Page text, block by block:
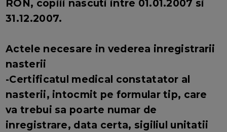
RON, copiii nascuti intre 01.01.2007 si
31.12.2007.
Actele necesare in vederea inregistrarii
nasterii
-Certificatul medical constatator al
nasterii, intocmit pe formular tip, care
va trebui sa poarte numar de
inregistrare, data certa, sigiliul unitatii